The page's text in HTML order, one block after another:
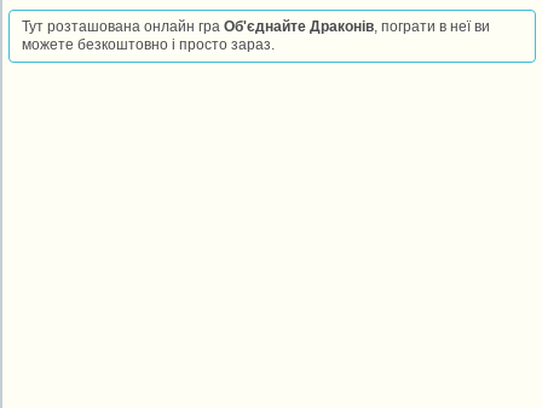
Тут розташована онлайн граОб'єднайте Драконів, пограти в неї ви
можете безкоштовно і просто зараз.